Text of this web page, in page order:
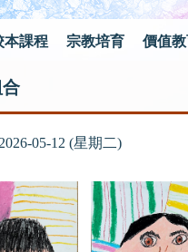
本課程 宗教培育 價值
2026-05-12 (星期二)